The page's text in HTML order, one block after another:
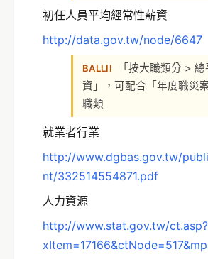
初任人員平均經常性薪資
http://data.gov.tw/node/6647
BALLII
「按大職類分 >
資」，可配合「年度職災
職類
就業者行業
http://www.dgbas.gov.tw/
nt/332514554871.pdf
人力資源
http://www.stat.gov.tw/ct.asp?